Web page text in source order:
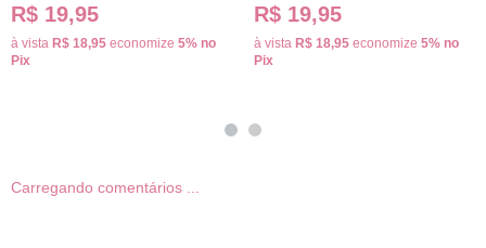
R$ 19,95
à vista R$ 18,95 economize 5% no
Pix
R$ 19,95
à vista R$ 18,95 economize 5% no
Pix
Carregando comentários ...